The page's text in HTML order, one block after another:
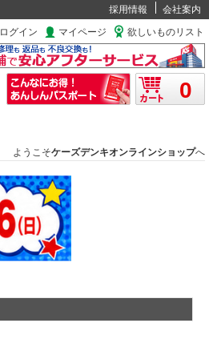
採用情報
会社案内
ログイン マイページ 欲しいものリスト
0
ようこそケーズデンキオンラインショップへ